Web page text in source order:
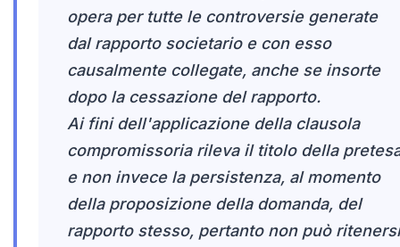
opera per tutte le controversie generate
dal rapporto societario e con esso
causalmente collegate, anche se insorte
dopo la cessazione del rapporto.
Ai fini dell'applicazione della clausola
compromissoria rileva il titolo della
e non invece la persistenza, al momento
della proposizione della domanda, del
rapporto stesso, pertanto non può ritenersi